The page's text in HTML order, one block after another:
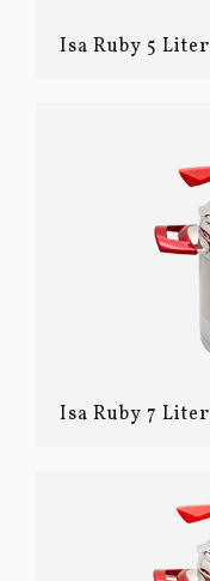
Isa Ruby 5 Liter
Isa Ruby 7 Liter